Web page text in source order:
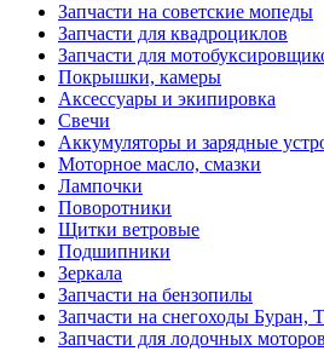
Запчасти на советские мопеды
Запчасти для квадроциклов
Запчасти для
Покрышки, камеры
Аксессуары и экипировка
Свечи
Аккумуляторы и зарядные
Моторное масло, смазки
Лампочки
Поворотники
Щитки ветровые
Подшипники
Зеркала
Запчасти на бензопилы
Запчасти на снегоходы Буран,
Запчасти для лодочных моторов